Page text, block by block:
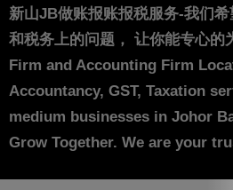
新山JB做账报账报税服务-我们
和税务上的问题， 让你能专心的
Firm and Accounting Firm
Accountancy, GST, Taxation
medium businesses in Johor
Grow Together. We are your